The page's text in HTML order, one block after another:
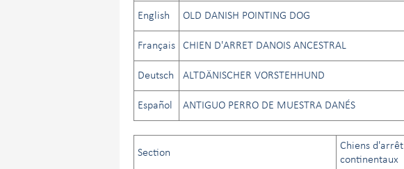
English OLD DANISH POINTING DOG
Français CHIEN D'ARRET DANOIS ANCESTRAL
Deutsch ALTDÄNISCHER VORSTEHHUND
Español ANTIGUO PERRO DE MUESTRA DANÉS
Section
Chiens d'arrêt
continentaux